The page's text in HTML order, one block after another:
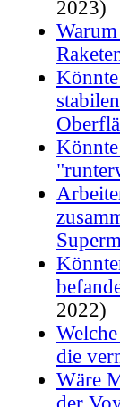
2023)
2022)
die
Wäre